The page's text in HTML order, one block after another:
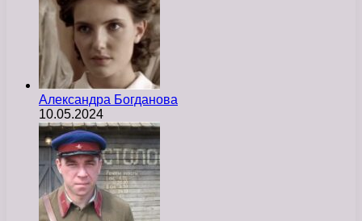
Александра Богданова
10.05.2024